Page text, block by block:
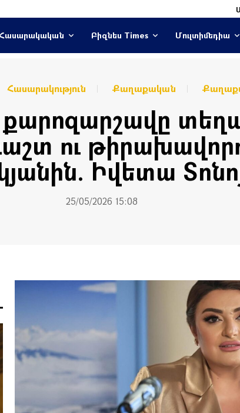
Բիզնես Times Մուլտիմեդիա
Հասարակություն Քաղաքական
ու
Իվետա
25/05/2026 15:08